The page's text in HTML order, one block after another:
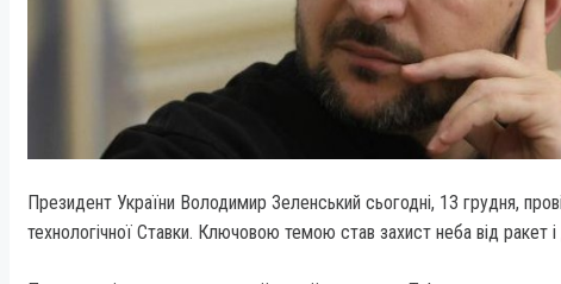
Президент України Володимир Зеленський сьогодні, 13 грудня,
технологічної Ставки. Ключовою темою став захист неба від ракет і